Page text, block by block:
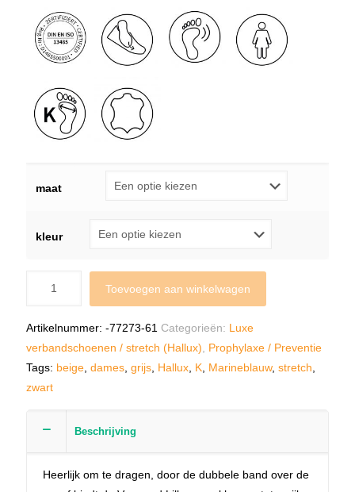
maat
kleur
Toevoegen aan winkelwagen
Artikelnummer: -77273-61 Categorieën: Luxe
verbandschoenen / stretch (Hallux), Prophylaxe / Preventie
Tags: beige, dames, grijs, Hallux, K, Marineblauw, stretch,
zwart
Beschrijving
Heerlijk om te dragen, door de dubbele band over de